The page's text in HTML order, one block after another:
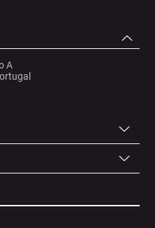
A